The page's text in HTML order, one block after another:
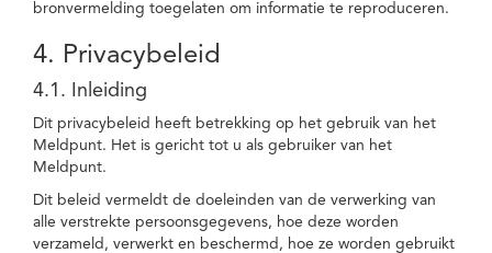
bronvermelding toegelaten om informatie te reproduceren.
4. Privacybeleid
4.1. Inleiding
Dit privacybeleid heeft betrekking op het gebruik van het
Meldpunt. Het is gericht tot u als gebruiker van het
Meldpunt.
Dit beleid vermeldt de doeleinden van de verwerking van
alle verstrekte persoonsgegevens, hoe deze worden
verzameld, verwerkt en beschermd, hoe ze worden gebruikt